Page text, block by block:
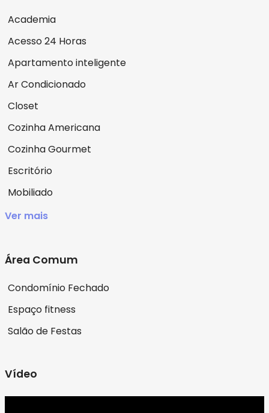
Academia
Acesso 24 Horas
Apartamento inteligente
Ar Condicionado
Closet
Cozinha Americana
Cozinha Gourmet
Escritório
Mobiliado
Ver mais
Área Comum
Condomínio Fechado
Espaço fitness
Salão de Festas
Vídeo